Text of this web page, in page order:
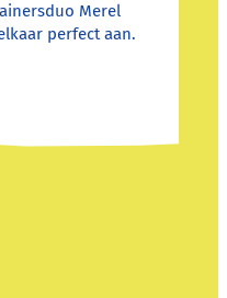
Merel
perfect aan.